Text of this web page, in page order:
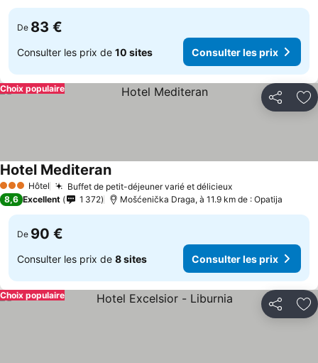
De 83 €
Consulter les prix de 10 sites Consulter les prix
Partager
Choix populaire
3 ÉtoilesHôtel Buffet de petit-déjeuner varié et délicieux
Hotel Mediteran
8,6 Excellent 1 372 Mošćenička Draga, à 11.9 km de : Opatija
De 90 €
Consulter les prix de 8 sites Consulter les prix
Partager
Choix populaire